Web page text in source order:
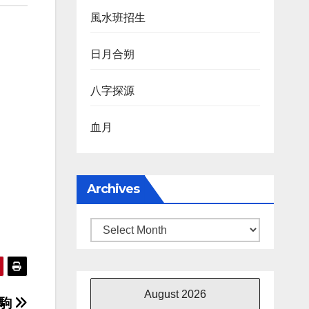
風水班招生
日月合朔
八字探源
血月
Archives
Archives
August 2026